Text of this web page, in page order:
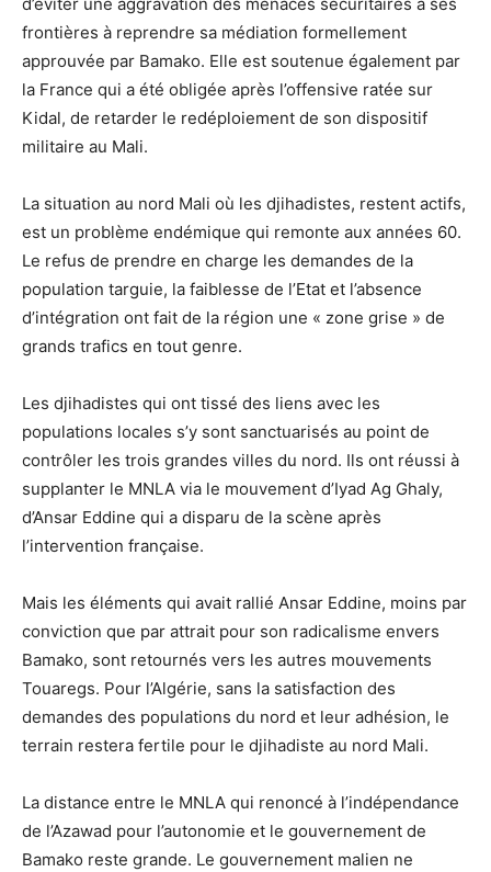
frontières à reprendre sa médiation formellement
approuvée par Bamako. Elle est soutenue également par
la France qui a été obligée après l’offensive ratée sur
Kidal, de retarder le redéploiement de son dispositif
militaire au Mali.
La situation au nord Mali où les djihadistes, restent actifs,
est un problème endémique qui remonte aux années 60.
Le refus de prendre en charge les demandes de la
population targuie, la faiblesse de l’Etat et l’absence
d’intégration ont fait de la région une « zone grise » de
grands trafics en tout genre.
Les djihadistes qui ont tissé des liens avec les
populations locales s’y sont sanctuarisés au point de
contrôler les trois grandes villes du nord. Ils ont réussi à
supplanter le MNLA via le mouvement d’Iyad Ag Ghaly,
d’Ansar Eddine qui a disparu de la scène après
l’intervention française.
Mais les éléments qui avait rallié Ansar Eddine, moins par
conviction que par attrait pour son radicalisme envers
Bamako, sont retournés vers les autres mouvements
Touaregs. Pour l’Algérie, sans la satisfaction des
demandes des populations du nord et leur adhésion, le
terrain restera fertile pour le djihadiste au nord Mali.
La distance entre le MNLA qui renoncé à l’indépendance
de l’Azawad pour l’autonomie et le gouvernement de
Bamako reste grande. Le gouvernement malien ne